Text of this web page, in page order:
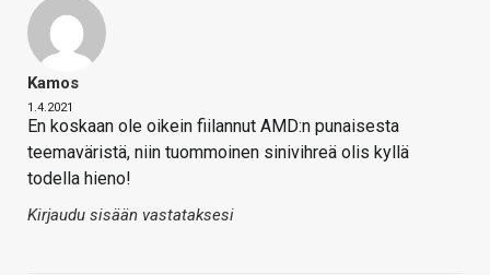
Kamos
1.4.2021
En koskaan ole oikein fiilannut AMD:n punaisesta
teemaväristä, niin tuommoinen sinivihreä olis kyllä
todella hieno!
Kirjaudu sisään vastataksesi